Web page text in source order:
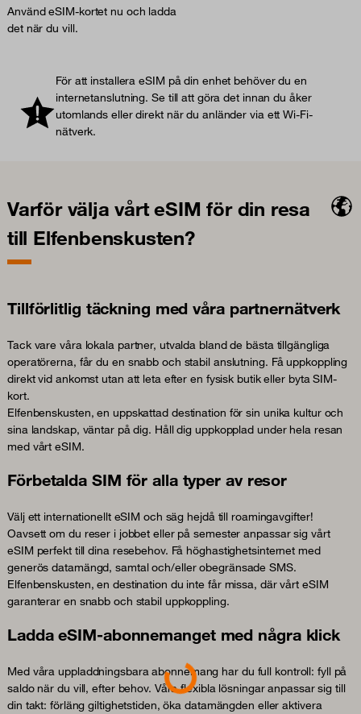
Använd eSIM-kortet nu och ladda
det när du vill.
För att installera eSIM på din enhet behöver du en
internetanslutning. Se till att göra det innan du åker
utomlands eller direkt när du anländer via ett Wi-Fi-
nätverk.
Varför välja vårt eSIM för din resa
till Elfenbenskusten?
Tillförlitlig täckning med våra partnernätverk
Tack vare våra lokala partner, utvalda bland de bästa tillgängliga
operatörerna, får du en snabb och stabil anslutning. Få uppkoppling
direkt vid ankomst utan att leta efter en fysisk butik eller byta SIM-
kort.
Elfenbenskusten, en uppskattad destination för sin unika kultur och
sina landskap, väntar på dig. Håll dig uppkopplad under hela resan
med vårt eSIM.
Förbetalda SIM för alla typer av resor
Välj ett internationellt eSIM och säg hejdå till roamingavgifter!
Oavsett om du reser i jobbet eller på semester anpassar sig vårt
eSIM perfekt till dina resebehov. Få höghastighetsinternet med
generös datamängd, samtal och/eller obegränsade SMS.
Elfenbenskusten, en destination du inte får missa, där vårt eSIM
garanterar en snabb och stabil uppkoppling.
Ladda eSIM-abonnemanget med några klick
Med våra uppladdningsbara abonnemang har du full kontroll: fyll på
saldo när du vill, efter behov. Våra flexibla lösningar anpassar sig till
din takt: förläng giltighetstiden, öka datamängden eller aktivera
Loading...